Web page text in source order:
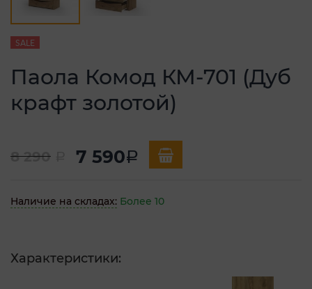
SALE
Паола Комод КМ-701 (Дуб
крафт золотой)
8 290 7 590a
Наличие на складах: Более 10
Характеристики: